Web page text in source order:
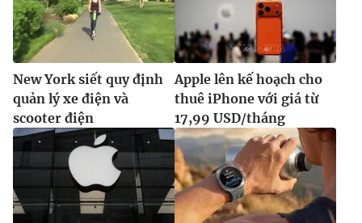
New York siết quy định
quản lý xe điện và
scooter điện
Apple lên kế hoạch cho
thuê iPhone với giá từ
17,99 USD/tháng